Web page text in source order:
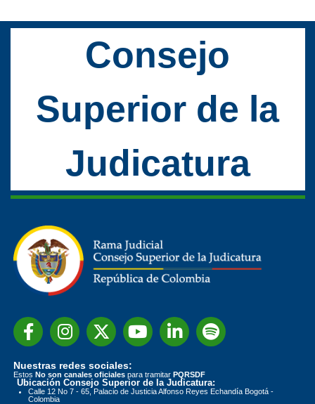
Consejo
Superior de la
Judicatura
Nuestras redes sociales:
Estos No son canales oficiales para tramitar PQRSDF
Ubicación Consejo Superior de la Judicatura:
Calle 12 No 7 - 65, Palacio de Justicia Alfonso Reyes Echandía Bogotá -
Colombia